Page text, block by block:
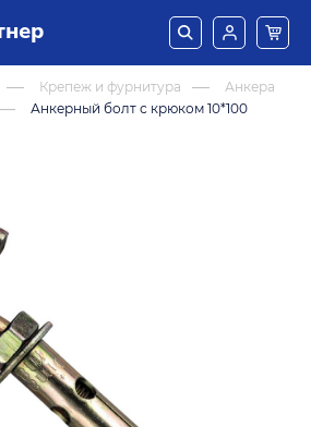
Крепеж и фурнитура
Анкера
Анкерный болт с крюком 10*100